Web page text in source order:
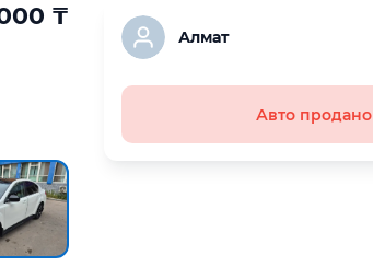
₸
Алмат
Авто продано